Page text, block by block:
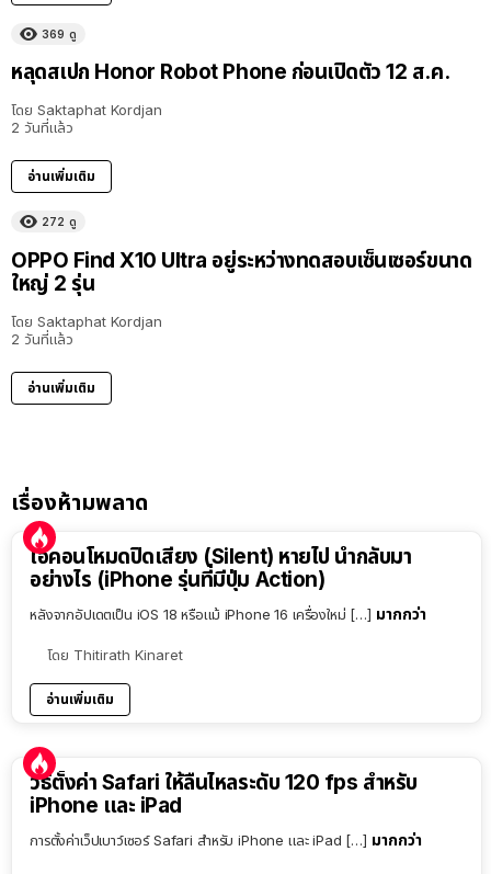
369 ดู
หลุดสเปก Honor Robot Phone ก่อนเปิดตัว 12 ส.ค.
โดย Saktaphat Kordjan
2 วันที่แล้ว
อ่านเพิ่มเติม
272 ดู
OPPO Find X10 Ultra อยู่ระหว่างทดสอบเซ็นเซอร์ขนาด
ใหญ่ 2 รุ่น
โดย Saktaphat Kordjan
2 วันที่แล้ว
อ่านเพิ่มเติม
เรื่องห้ามพลาด
ไอคอนโหมดปิดเสียง (Silent) หายไป นำกลับมา
อย่างไร (iPhone รุ่นที่มีปุ่ม Action)
หลังจากอัปเดตเป็น iOS 18 หรือแม้ iPhone 16 เครื่องใหม่ […] มากกว่า
โดย Thitirath Kinaret
อ่านเพิ่มเติม
วิธีตั้งค่า Safari ให้ลื่นไหลระดับ 120 fps สำหรับ
iPhone และ iPad
การตั้งค่าเว็ปเบาว์เซอร์ Safari สำหรับ iPhone และ iPad […] มากกว่า